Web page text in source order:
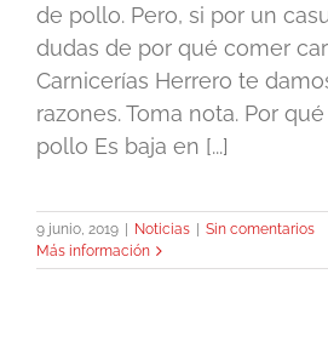
de pollo. Pero, si por un
dudas de por qué comer
Carnicerías Herrero te
razones. Toma nota. Por
pollo Es baja en [...]
9 junio, 2019 Noticias
Sin comentarios
Más información